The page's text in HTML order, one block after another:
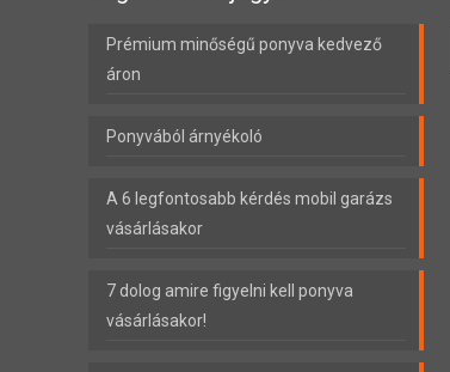
Prémium minőségű ponyva kedvező
áron
Ponyvából árnyékoló
A 6 legfontosabb kérdés mobil garázs
vásárlásakor
7 dolog amire figyelni kell ponyva
vásárlásakor!